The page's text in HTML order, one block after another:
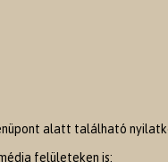
alatt található
felületeken is: